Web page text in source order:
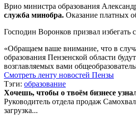
Врио министра образования
служба минобра. Оказание платных
Господин Воронков призвал избегать
«Обращаем ваше внимание, что в
образования Пензенской области
возглавляемых вами
Смотреть ленту новостей Пензы
Тэги: образование
Хочешь, чтобы о твоём бизнесе
Руководитель отдела продаж
загрузка...